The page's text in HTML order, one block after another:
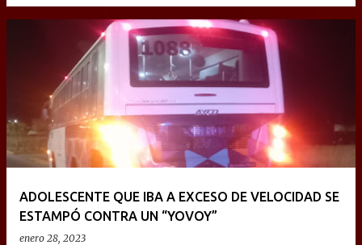
ADOLESCENTE QUE IBA A EXCESO DE VELOCIDAD SE
ESTAMPÓ CONTRA UN “YOVOY”
enero 28, 2023